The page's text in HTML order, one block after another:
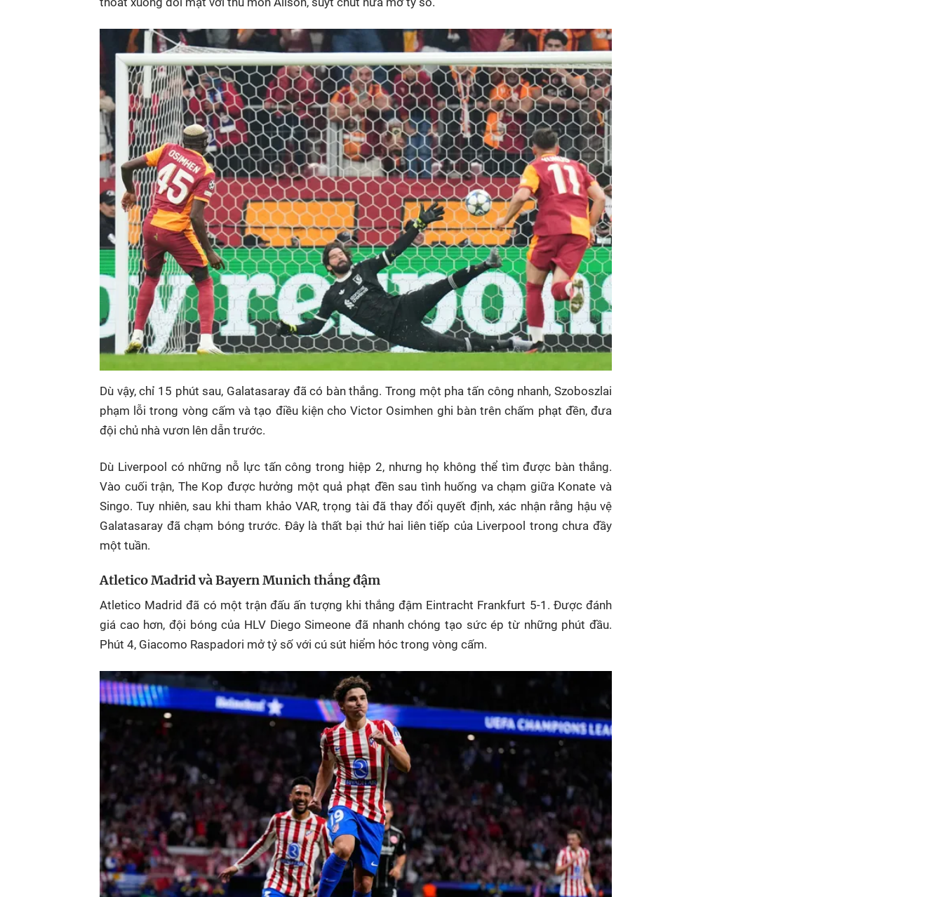
Dù vậy, chỉ 15 phút sau, Galatasaray đã có bàn thắng. Trong một pha tấn công nhanh, Szoboszlai
phạm lỗi trong vòng cấm và tạo điều kiện cho Victor Osimhen ghi bàn trên chấm phạt đền, đưa
đội chủ nhà vươn lên dẫn trước.
Dù Liverpool có những nỗ lực tấn công trong hiệp 2, nhưng họ không thể tìm được bàn thắng.
Vào cuối trận, The Kop được hưởng một quả phạt đền sau tình huống va chạm giữa Konate và
Singo. Tuy nhiên, sau khi tham khảo VAR, trọng tài đã thay đổi quyết định, xác nhận rằng hậu vệ
Galatasaray đã chạm bóng trước. Đây là thất bại thứ hai liên tiếp của Liverpool trong chưa đầy
một tuần.
Atletico Madrid và Bayern Munich thắng đậm
Atletico Madrid đã có một trận đấu ấn tượng khi thắng đậm Eintracht Frankfurt 5-1. Được đánh
giá cao hơn, đội bóng của HLV Diego Simeone đã nhanh chóng tạo sức ép từ những phút đầu.
Phút 4, Giacomo Raspadori mở tỷ số với cú sút hiểm hóc trong vòng cấm.